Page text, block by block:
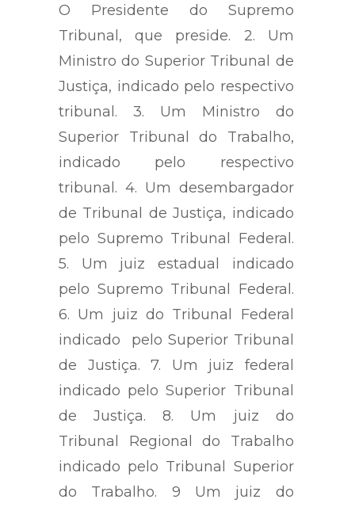
O Presidente do Supremo
Tribunal, que preside. 2. Um
Ministro do Superior Tribunal de
Justiça, indicado pelo respectivo
tribunal. 3. Um Ministro do
Superior Tribunal do Trabalho,
indicado pelo respectivo
tribunal. 4. Um desembargador
de Tribunal de Justiça, indicado
pelo Supremo Tribunal Federal.
5. Um juiz estadual indicado
pelo Supremo Tribunal Federal.
6. Um juiz do Tribunal Federal
indicado pelo Superior Tribunal
de Justiça. 7. Um juiz federal
indicado pelo Superior Tribunal
de Justiça. 8. Um juiz do
Tribunal Regional do Trabalho
indicado pelo Tribunal Superior
do Trabalho. 9 Um juiz do